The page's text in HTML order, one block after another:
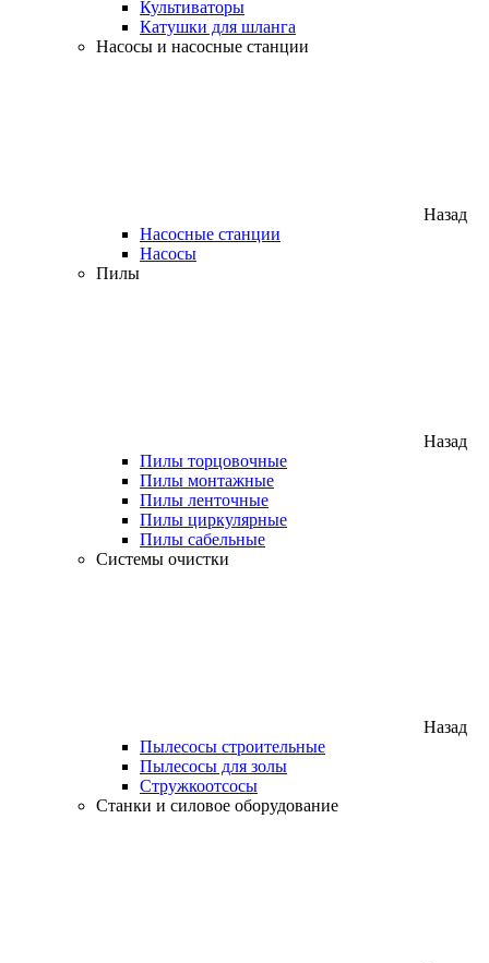
Культиваторы
Катушки для шланга
Насосы и насосные станции
Назад
Насосные станции
Насосы
Пилы
Назад
Пилы торцовочные
Пилы монтажные
Пилы ленточные
Пилы циркулярные
Пилы сабельные
Системы очистки
Назад
Пылесосы строительные
Пылесосы для золы
Стружкоотсосы
Станки и силовое оборудование